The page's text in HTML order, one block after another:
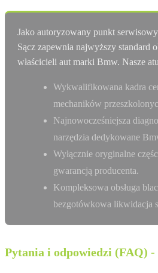
Jako autoryzowany punkt
Sącz zapewnia najwyższy standard
właścicieli aut marki Bmw. Nasze
Wykwalifikowana kadra
mechaników
Najnowocześniejsza
narzędzia dedykowane
Wyłącznie oryginalne
gwarancją producenta.
Kompleksowa obsługa
bezgotówkowa likwidacja
Pytania i odpowiedzi (FAQ) -